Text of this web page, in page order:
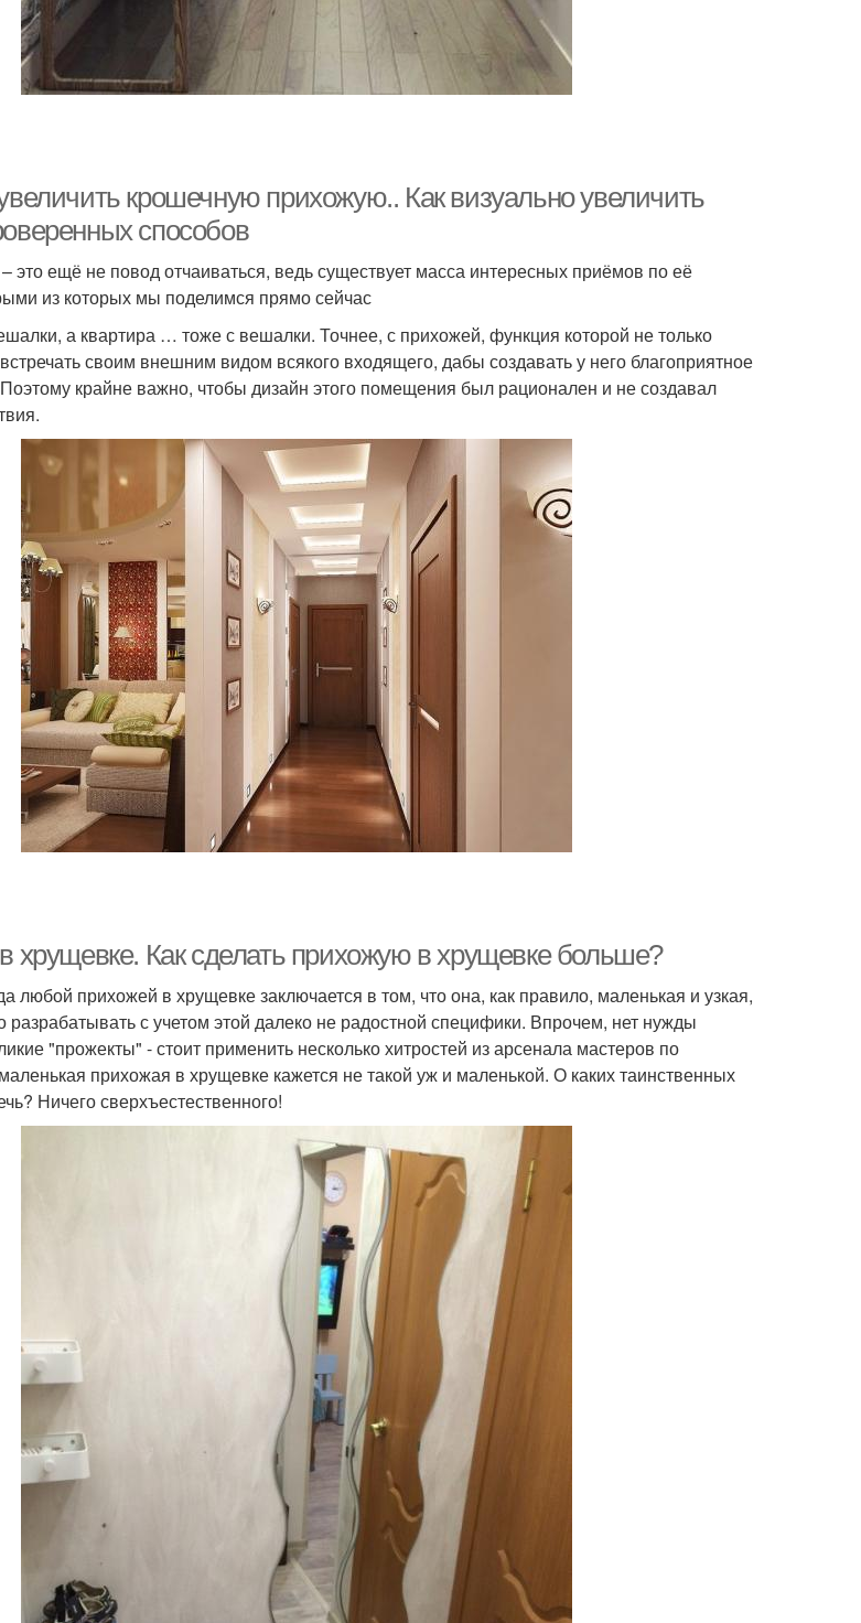
крошечную прихожую.. Как визуально увеличить
способов
это ещё не повод отчаиваться, ведь существует масса интересных приёмов по её
из которых мы поделимся прямо сейчас
а квартира … тоже с вешалки. Точнее, с прихожей, функция которой не только
своим внешним видом всякого входящего, дабы создавать у него благоприятное
крайне важно, чтобы дизайн этого помещения был рационален и не создавал
хрущевке. Как сделать прихожую в хрущевке больше?
любой прихожей в хрущевке заключается в том, что она, как правило, маленькая и узкая,
разрабатывать с учетом этой далеко не радостной специфики. Впрочем, нет нужды
"прожекты" - стоит применить несколько хитростей из арсенала мастеров по
прихожая в хрущевке кажется не такой уж и маленькой. О каких таинственных
Ничего сверхъестественного!